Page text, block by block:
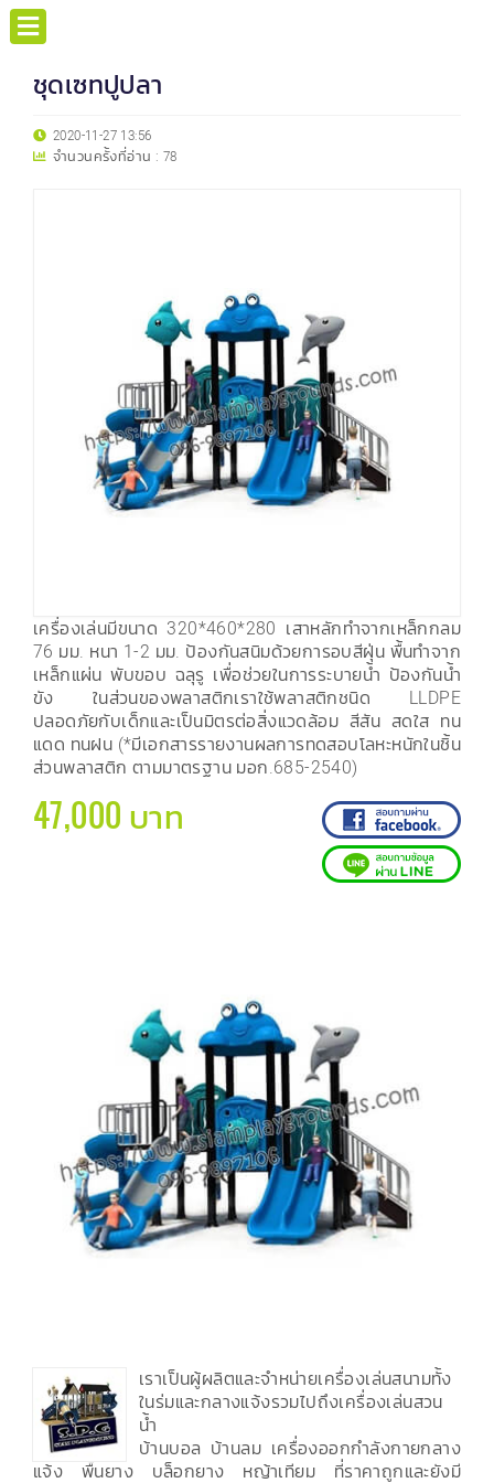
ชุดเซทปูปลา
2020-11-27 13:56
จำนวนครั้งที่อ่าน : 78
เครื่องเล่นมีขนาด 320*460*280 เสาหลักทำจากเหล็กกลม
76 มม. หนา 1-2 มม. ป้องกันสนิมด้วยการอบสีฝุ่น พื้นทำจาก
เหล็กแผ่น พับขอบ ฉลุรู เพื่อช่วยในการระบายน้ำ ป้องกันน้ำ
ขัง ในส่วนของพลาสติกเราใช้พลาสติกชนิด LLDPE
ปลอดภัยกับเด็กและเป็นมิตรต่อสิ่งแวดล้อม สีสัน สดใส ทน
แดด ทนฝน (*มีเอกสารรายงานผลการทดสอบโลหะหนักในชิ้น
ส่วนพลาสติก ตามมาตรฐาน มอก.685-2540)
47,000 บาท
เราเป็นผู้ผลิตและจำหน่ายเครื่องเล่นสนามทั้ง
ในร่มและกลางแจ้งรวมไปถึงเครื่องเล่นสวน
น้ำ
บ้านบอล บ้านลม เครื่องออกกำลังกายกลาง
แจ้ง พื้นยาง บล็อกยาง หญ้าเทียม ที่ราคาถูกและยังมี